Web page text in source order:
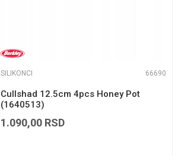
SILIKONCI 66690
Cullshad 12.5cm 4pcs Honey Pot
(1640513)
1.090,00 RSD